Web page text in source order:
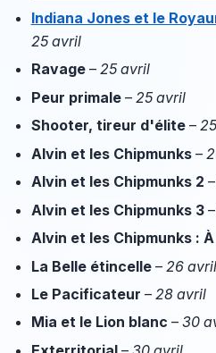
Indiana Jones et le
25 avril
Ravage– 25 avril
Peur primale– 25 avril
Shooter, tireur d'élite–
Alvin et les Chipmunks–
Alvin et les Chipmunks 2 –
Alvin et les Chipmunks 3–
Alvin et les Chipmunks :
La Belle étincelle– 26 avril
Le Pacificateur – 28 avril
Mia et le Lion blanc – 30